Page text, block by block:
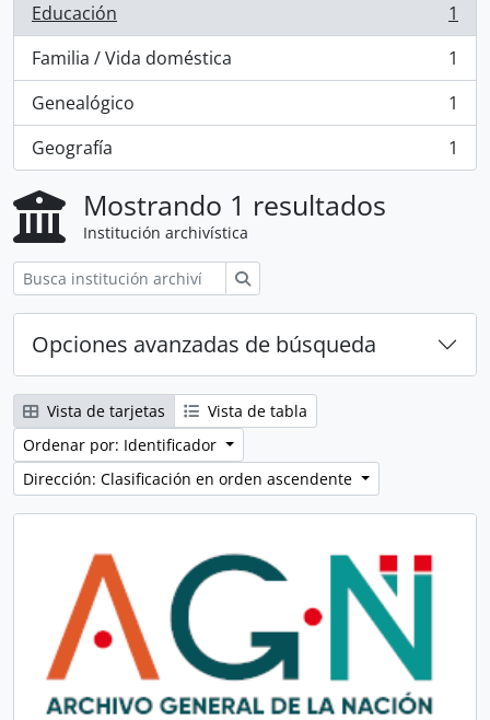
Educación
, 1 resultados
1
Familia / Vida doméstica
, 1 resultados
1
Genealógico
, 1 resultados
1
Geografía
, 1 resultados 1
Mostrando 1 resultados
Institución archivística
Opciones avanzadas de búsqueda
Vista de tarjetas
Vista de tabla
Ordenar por: Identificador
Dirección: Clasificación en orden ascendente